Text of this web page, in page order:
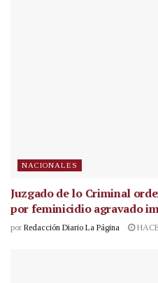
NACIONALES
Juzgado de lo Criminal
por feminicidio agravado
por Redacción Diario La Página